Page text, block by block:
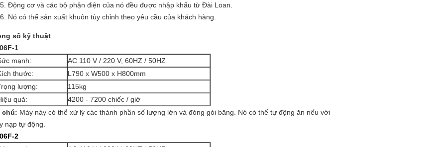
Động cơ và các bộ phận điện của nó đều được nhập khẩu từ Đài Loan.
Nó có thể sản xuất khuôn tùy chỉnh theo yêu cầu của khách hàng.
số kỹ thuật
1
mạnh:
AC 110 V / 220 V, 60HZ / 50HZ
thước:
L790 x W500 x H800mm
lượng:
115kg
quả:
4200 - 7200 chiếc / giờ
chú: Máy này có thể xử lý các thành phần số lượng lớn và đóng gói băng.
Nó có thể tự động ăn nếu với
nạp tự động.
2